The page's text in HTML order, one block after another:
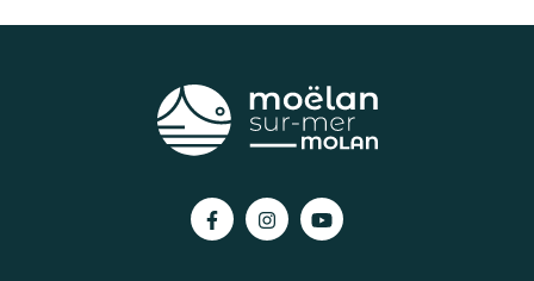
Lien vers le compte Facebook
Lien vers le compte Instagram
Lien vers la chaîne